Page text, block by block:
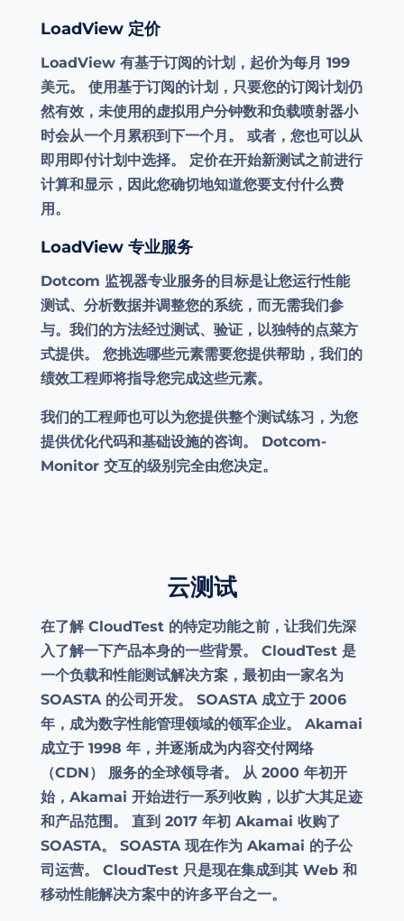
LoadView 定价
LoadView 有基于订阅的计划，起价为每月 199
美元。 使用基于订阅的计划，只要您的订阅计划仍
然有效，未使用的虚拟用户分钟数和负载喷射器小
时会从一个月累积到下一个月。 或者，您也可以从
即用即付计划中选择。 定价在开始新测试之前进行
计算和显示，因此您确切地知道您要支付什么费
用。
LoadView 专业服务
Dotcom 监视器专业服务的目标是让您运行性能
测试、分析数据并调整您的系统，而无需我们参
与。我们的方法经过测试、验证，以独特的点菜方
式提供。 您挑选哪些元素需要您提供帮助，我们的
绩效工程师将指导您完成这些元素。
我们的工程师也可以为您提供整个测试练习，为您
提供优化代码和基础设施的咨询。 Dotcom-
Monitor 交互的级别完全由您决定。
云测试
在了解 CloudTest 的特定功能之前，让我们先深
入了解一下产品本身的一些背景。 CloudTest 是
一个负载和性能测试解决方案，最初由一家名为
SOASTA 的公司开发。 SOASTA 成立于 2006
年，成为数字性能管理领域的领军企业。 Akamai
成立于 1998 年，并逐渐成为内容交付网络
（CDN） 服务的全球领导者。 从 2000 年初开
始，Akamai 开始进行一系列收购，以扩大其足迹
和产品范围。 直到 2017 年初 Akamai 收购了
SOASTA。 SOASTA 现在作为 Akamai 的子公
司运营。 CloudTest 只是现在集成到其 Web 和
移动性能解决方案中的许多平台之一。